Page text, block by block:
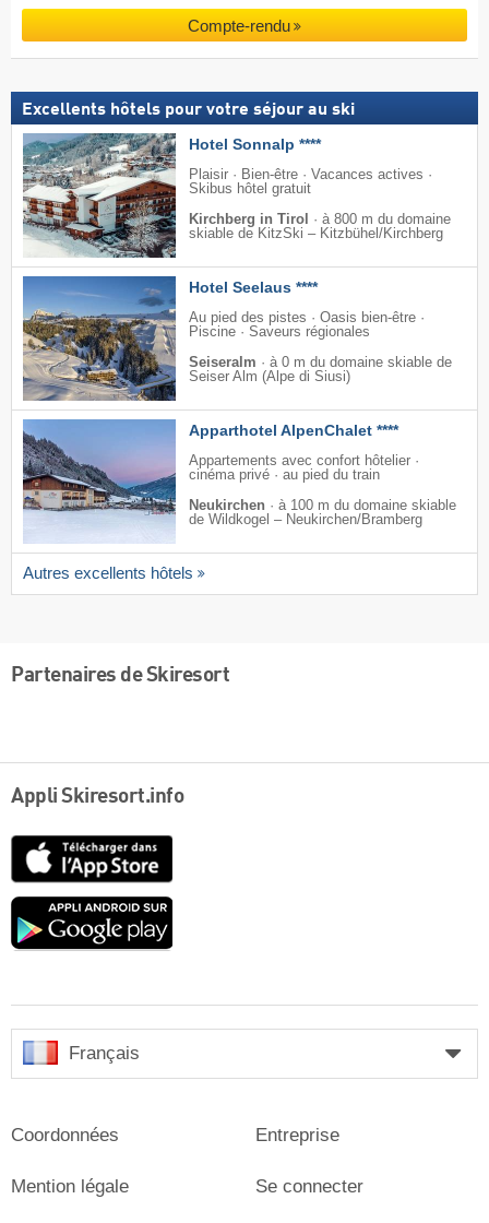
Compte-rendu
Excellents hôtels pour votre séjour au ski
Hotel Sonnalp ****
Plaisir · Bien-être · Vacances actives ·
Skibus hôtel gratuit
Kirchberg in Tirol
· à 800 m du domaine
skiable de KitzSki – Kitzbühel/​Kirchberg
Hotel Seelaus ****
Au pied des pistes · Oasis bien-être ·
Piscine · Saveurs régionales
Seiseralm · à 0 m du domaine skiable de
Seiser Alm (Alpe di Siusi)
Apparthotel AlpenChalet ****
Appartements avec confort hôtelier ·
cinéma privé · au pied du train
Neukirchen · à 100 m du domaine skiable
de Wildkogel – Neukirchen/​Bramberg
Autres excellents hôtels
Partenaires de Skiresort
Appli Skiresort.info
Google
Français
Coordonnées
Mention légale
Entreprise
Se connecter